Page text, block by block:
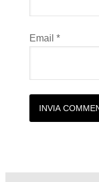
Email *